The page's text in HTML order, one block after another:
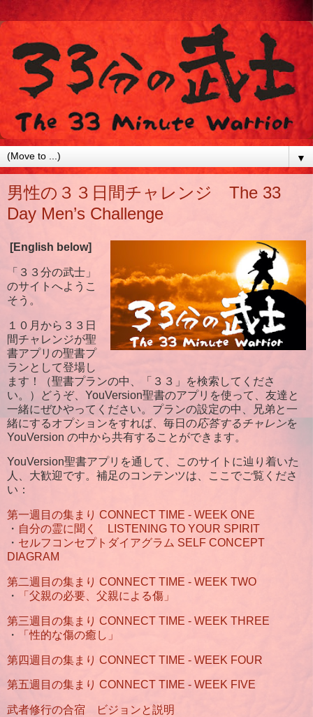
▼
男性の３３日間チャレンジ The 33
Day Men’s Challenge
[English below]
「３３分の武士」
のサイトへようこ
そう。
１０月から３３日
間チャレンジが聖
書アプリの聖書プ
ランとして登場し
ます！（聖書プランの中、「３３」を検索してくださ
い。）どうぞ、YouVersion聖書のアプリを使って、友達と
一緒にぜひやってください。プランの設定の中、兄弟と一
緒にするオプションをすれば、毎日の応答するチャレンを
YouVersion の中から共有することができます。
YouVersion聖書アプリを通して、このサイトに辿り着いた
人、大歓迎です。補足のコンテンツは、ここでご覧くださ
い：
第一週目の集まり CONNECT TIME - WEEK ONE
・ 自分の霊に聞く LISTENING TO YOUR SPIRIT
・ セルフコンセプトダイアグラム SELF CONCEPT
DIAGRAM
第二週目の集まり CONNECT TIME - WEEK TWO
・
「父親の必要、父親による傷」
第三週目の集まり CONNECT TIME - WEEK THREE
・
「性的な傷の癒し」
第四週目の集まり CONNECT TIME - WEEK FOUR
第五週目の集まり CONNECT TIME - WEEK FIVE
武者修行の合宿 ビジョンと説明